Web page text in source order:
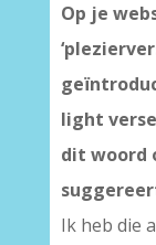
Op je
light
dit woord
Ik heb die